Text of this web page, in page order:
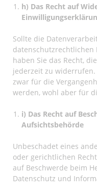
h) Das Recht auf
Sollte die
haben Sie das Recht,
jederzeit zu
zwar für die
werden, wohl aber für
i) Das Recht auf
Aufsichtsbehörde
Unbeschadet eines
oder gerichtlichen
auf Beschwerde beim
Datenschutz und